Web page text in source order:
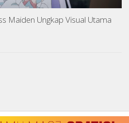
Maiden Ungkap Visual Utama